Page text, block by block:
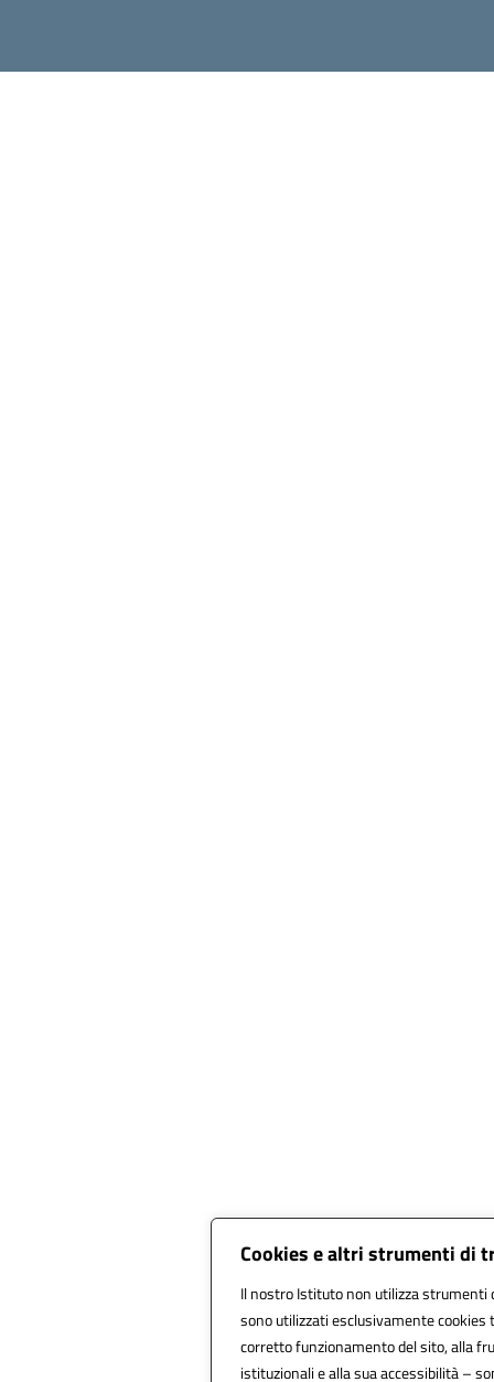
Cookies e altri strumenti di
Il nostro Istituto non utilizza strumenti
sono utilizzati esclusivamente cookies
corretto funzionamento del sito, alla
istituzionali e alla sua accessibilità –